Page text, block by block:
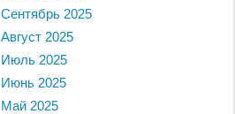
Сентябрь 2025
Август 2025
Июль 2025
Июнь 2025
Май 2025